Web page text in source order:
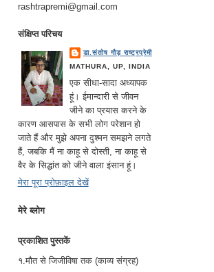
rashtrapremi@gmail.com
संक्षिप्त परिचय
डा.संतोष गौड़ राष्ट्रप्रेमी
MATHURA, UP, INDIA
एक सीधा-सादा अध्यापक
हूं। ईमान्दारी से जीवन
जीने का प्रयास करने के
कारण आसपास के सभी लोग परेशान हो
जाते हैं और मुझे अपना दुश्मन समझने लगते
हैं, जबकि मैं ना काहू से दोस्ती, ना काहू से
वैर के सिद्धांत को जीने वाला इंसान हूं।
मेरा पूरा प्रोफ़ाइल देखें
मेरे ब्लोग
प्रकाशित पुस्तकें
१.मौत से जिजीविषा तक (काव्य संग्रह)